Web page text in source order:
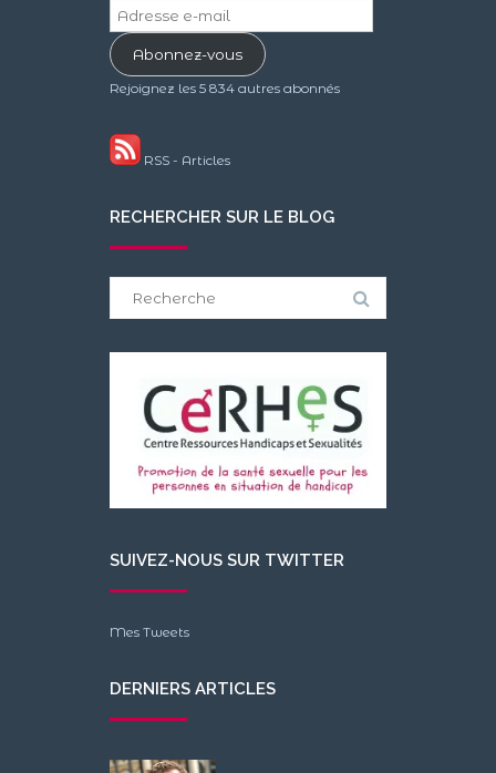
Adresse
e-
mailAbonnez-vous
Rejoignez les 5 834 autres abonnés
RSS - Articles
RECHERCHER SUR LE BLOG
SUIVEZ-NOUS SUR TWITTER
Mes Tweets
DERNIERS ARTICLES